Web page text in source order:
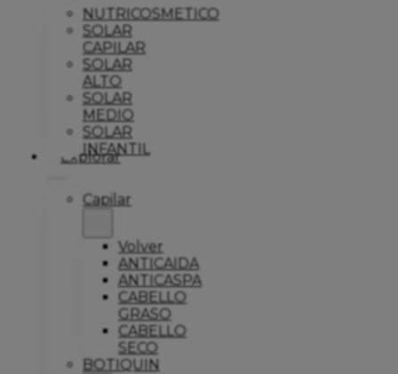
NUTRICOSMETICO
SOLAR
CAPILAR
SOLAR
ALTO
SOLAR
MEDIO
SOLAR
INFANTIL
Explorar
Capilar
Volver
ANTICAIDA
ANTICASPA
CABELLO
GRASO
CABELLO
SECO
BOTIQUIN